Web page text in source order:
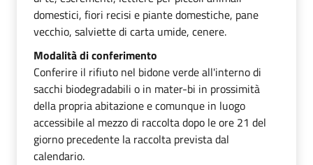
domestici, fiori recisi e piante domestiche, pane
vecchio, salviette di carta umide, cenere.
Modalità di conferimento
Conferire il rifiuto nel bidone verde all'interno di
sacchi biodegradabili o in mater-bi in prossimità
della propria abitazione e comunque in luogo
accessibile al mezzo di raccolta dopo le ore 21 del
giorno precedente la raccolta prevista dal
calendario.